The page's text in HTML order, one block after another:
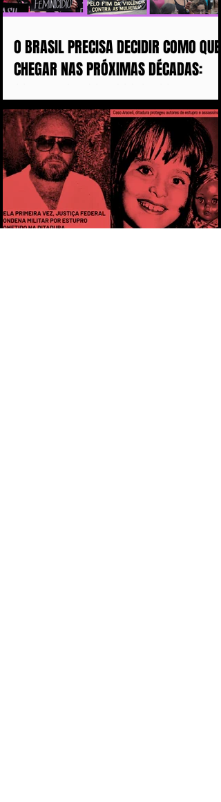
O BRASIL PRECISA DECIDIR COMO QUER
CHEGAR NAS PRÓXIMAS DÉCADAS:
MULHERES ASSASSINADAS